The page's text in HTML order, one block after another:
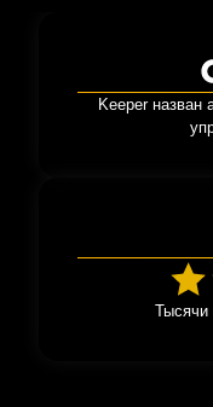
Keeper
Тысячи